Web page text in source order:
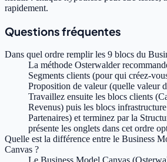
rapidement.
Questions fréquentes
Dans quel ordre remplir les 9 blocs du
La méthode Osterwalder
Segments clients (pour qui créez-
Proposition de valeur (quelle valeur
Travaillez ensuite les blocs clients
Revenus) puis les blocs
Partenaires) et terminez par la
présente les onglets dans cet ordre
Quelle est la différence entre le Business
Canvas ?
Le Business Model Canvas